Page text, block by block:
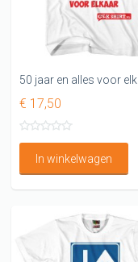
€ 17,50
In winkelwagen